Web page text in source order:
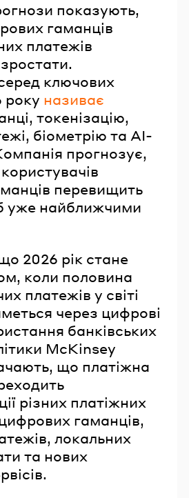
показують,
гаманців
платежів
ключових
року називає
токенізацію,
біометрію та AI-
прогнозує,
перевищить
уже найближчими
2026 рік стане
коли половина
платежів у світі
через цифрові
банківських
McKinsey
що платіжна
різних платіжних
гаманців,
локальних
та нових